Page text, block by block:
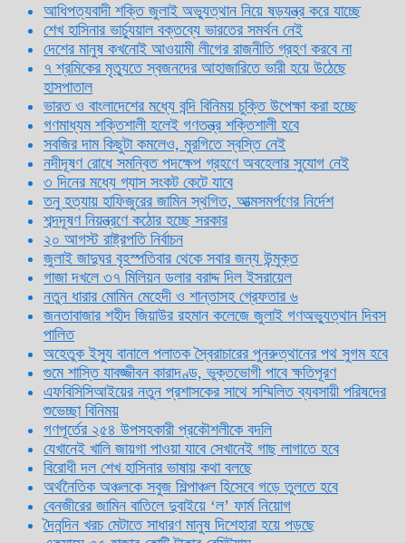
আধিপত্যবাদী শক্তি জুলাই অভ্যুত্থান নিয়ে ষড়যন্ত্র করে যাচ্ছে
শেখ হাসিনার ভার্চ্যুয়াল বক্তব্যে ভারতের সমর্থন নেই
দেশের মানুষ কখনোই আওয়ামী লীগের রাজনীতি গ্রহণ করবে না
৭ শ্রমিকের মৃত্যুতে স্বজনদের আহাজারিতে ভারী হয়ে উঠেছে
হাসপাতাল
ভারত ও বাংলাদেশের মধ্যে বন্দি বিনিময় চুক্তি উপেক্ষা করা হচ্ছে
গণমাধ্যম শক্তিশালী হলেই গণতন্ত্র শক্তিশালী হবে
সবজির দাম কিছুটা কমলেও, মুরগিতে স্বস্তি নেই
নদীদূষণ রোধে সমন্বিত পদক্ষেপ গ্রহণে অবহেলার সুযোগ নেই
৩ দিনের মধ্যে গ্যাস সংকট কেটে যাবে
তনু হত্যায় হাফিজুরের জামিন স্থগিত, আত্মসমর্পণের নির্দেশ
শব্দদূষণ নিয়ন্ত্রণে কঠোর হচ্ছে সরকার
২০ আগস্ট রাষ্ট্রপতি নির্বাচন
জুলাই জাদুঘর বৃহস্পতিবার থেকে সবার জন্য উন্মুক্ত
গাজা দখলে ৩৭ মিলিয়ন ডলার বরাদ্দ দিল ইসরায়েল
নতুন ধারার মোমিন মেহেদী ও শান্তাসহ গ্রেফতার ৬
জনতাবাজার শহীদ জিয়াউর রহমান কলেজে জুলাই গণঅভ্যুত্থান দিবস
পালিত
অহেতুক ইস্যু বানালে পলাতক স্বৈরাচারের পুনরুত্থানের পথ সুগম হবে
গুমে শাস্তি যাবজ্জীবন কারাদণ্ড, ভুক্তভোগী পাবে ক্ষতিপূরণ
এফবিসিসিআইয়ের নতুন প্রশাসকের সাথে সম্মিলিত ব্যবসায়ী পরিষদের
শুভেচ্ছা বিনিময়
গণপূর্তের ২৫৪ উপসহকারী প্রকৌশলীকে বদলি
যেখানেই খালি জায়গা পাওয়া যাবে সেখানেই গাছ লাগাতে হবে
বিরোধী দল শেখ হাসিনার ভাষায় কথা বলছে
অর্থনৈতিক অঞ্চলকে সবুজ শিল্পাঞ্চল হিসেবে গড়ে তুলতে হবে
বেনজীরের জামিন বাতিলে দুবাইয়ে ‌‘ল’ ফার্ম নিয়োগ
দৈনন্দিন খরচ মেটাতে সাধারণ মানুষ দিশেহারা হয়ে পড়ছে